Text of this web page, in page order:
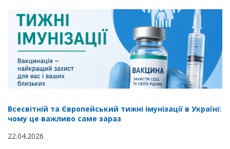
Всесвітній та Європейський тижні імунізації в Україні:
чому це важливо саме зараз
22.04.2026